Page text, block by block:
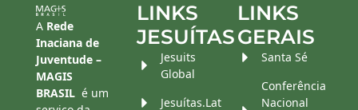
A Rede
Inaciana de
Juventude –
MAGIS
BRASIL é um
LINKS
JESUÍTAS
Jesuits
Global
Jesuítas.Lat
LINKS
GERAIS
Santa Sé
Conferência
Nacional